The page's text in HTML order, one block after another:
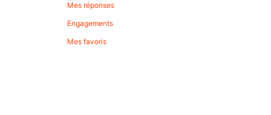
Mes réponses
Engagements
Mes favoris